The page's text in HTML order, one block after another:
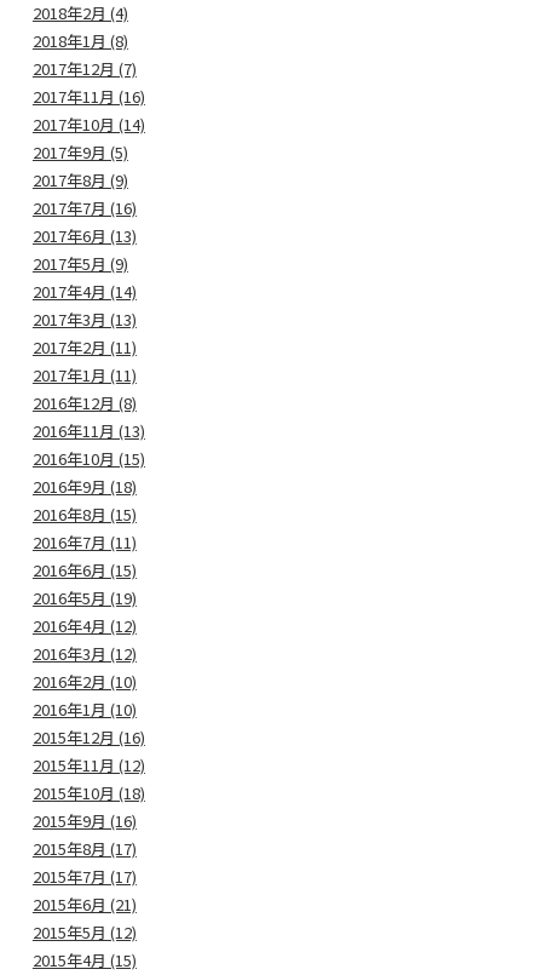
2018年2月 (4)
2018年1月 (8)
2017年12月 (7)
2017年11月 (16)
2017年10月 (14)
2017年9月 (5)
2017年8月 (9)
2017年7月 (16)
2017年6月 (13)
2017年5月 (9)
2017年4月 (14)
2017年3月 (13)
2017年2月 (11)
2017年1月 (11)
2016年12月 (8)
2016年11月 (13)
2016年10月 (15)
2016年9月 (18)
2016年8月 (15)
2016年7月 (11)
2016年6月 (15)
2016年5月 (19)
2016年4月 (12)
2016年3月 (12)
2016年2月 (10)
2016年1月 (10)
2015年12月 (16)
2015年11月 (12)
2015年10月 (18)
2015年9月 (16)
2015年8月 (17)
2015年7月 (17)
2015年6月 (21)
2015年5月 (12)
2015年4月 (15)